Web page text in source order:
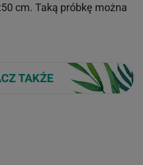
cm. Taką próbkę można
TAKŻE